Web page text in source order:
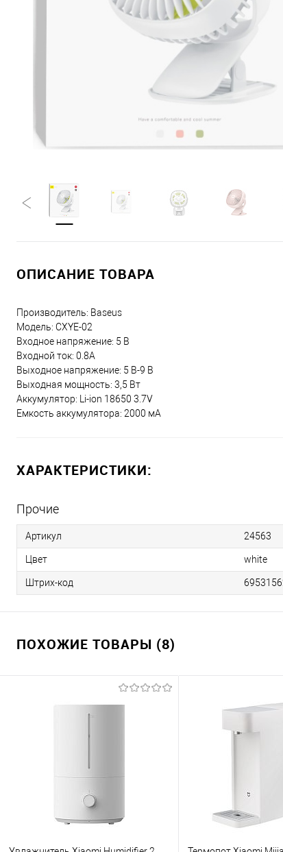
ОПИСАНИЕ ТОВАРА
Производитель: Baseus
Модель: CXYE-02
Входное напряжение: 5 В
Входной ток: 0.8A
Выходное напряжение: 5 В-9 В
Выходная мощность: 3,5 Вт
Аккумулятор: Li-ion 18650 3.7V
Емкость аккумулятора: 2000 мА
ХАРАКТЕРИСТИКИ:
Прочие
Артикул 24563
Цвет white
Штрих-код
ПОХОЖИЕ ТОВАРЫ (8)